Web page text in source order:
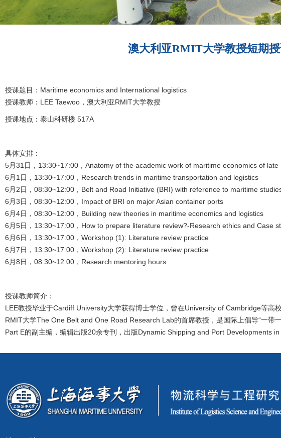
澳大利亚RMIT大学教授短期
授课题目：Maritime economics and International logistics
授课教师：LEE Taewoo，澳大利亚RMIT大学教授
授课地点：泰山科研楼 517A
具体安排：
5月31日，13:30~17:00，Anatomy of the academic work of maritime economics of
6月1日，13:30~17:00，Research trends in maritime transportation and logistics
6月2日，08:30~12:00，Belt and Road Initiative (BRI) with reference to maritime
6月3日，08:30~12:00，Impact of BRI on major Asian container ports
6月4日，08:30~12:00，Building new theories in maritime economics and logistics
6月5日，13:30~17:00，How to prepare literature review?-Research ethics and Case
6月6日，13:30~17:00，Workshop (1): Literature review practice
6月7日，13:30~17:00，Workshop (2): Literature review practice
6月8日，08:30~12:00，Research mentoring hours
授课教师简介：
LEE教授毕业于Cardiff University大学获得博士学位，曾在University of Cambridge等
RMIT大学The One Belt and One Road Research Lab的首席教授，是国际上倡导“一
Part E的副主编，编辑出版20余专刊，出版Dynamic Shipping and Port Developments